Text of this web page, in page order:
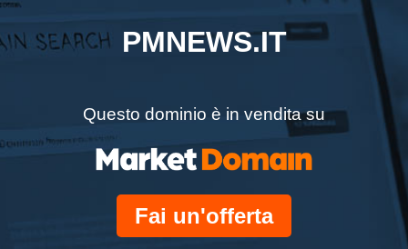
PMNEWS.IT
Questo dominio è in vendita su
Fai un'offerta